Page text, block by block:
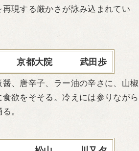
現する厳かさが詠み込まれてい
京都大院 武田歩
、唐辛子、ラー油の辛さに、山椒
欲をそそる。冷えには参りながら
。